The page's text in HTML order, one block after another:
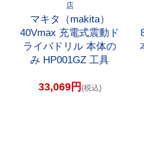
店
マキタ（makita）
40Vmax 充電式震動ド
ライバドリル 本体の
み HP001GZ 工具
33,069円 (税込)